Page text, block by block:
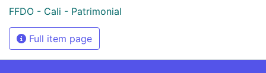
FFDO - Cali - Patrimonial
Full item page